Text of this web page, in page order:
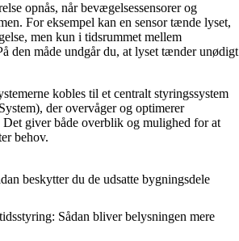
opnås, når bevægelsessensorer og
For eksempel kan en sensor tænde lyset,
men kun i tidsrummet mellem
den måde undgår du, at lyset tænder unødigt
kobles til et centralt styringssystem
der overvåger og optimerer
giver både overblik og mulighed for at
behov.
beskytter du de udsatte bygningsdele
Sådan bliver belysningen mere